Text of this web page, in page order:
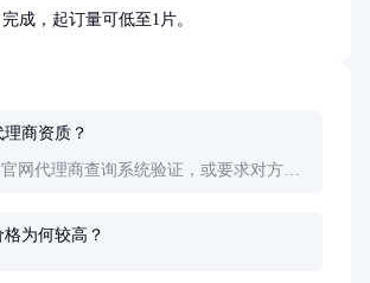
成，起订量可低至1片。
商资质？
网代理商查询系统验证，或要求对方出
为何较高？